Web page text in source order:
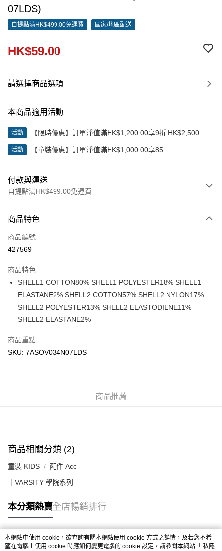
07LDS)
自提點滿HK$499.00免運費 國家/地區配送
HK$59.00
請選擇商品選項
本商品適用活動
活動
【限時優惠】訂單淨值滿HK$1,200.00享9折;HK$2,500.00
活動
【童裝優惠】訂單淨值滿HK$1,000.00享85
付款與運送
自提點滿HK$499.00免運費
信用卡
Apple Pay
AlipayHK
WeChat Pay
送貨方式
付款後順豐站及營業點
每筆HK$50.00，滿HK$499.00或以上免運費
商品特色
商品編號
427569
商品特色
SHELL1 COTTON80% SHELL1 POLYESTER18% SHELL1
ELASTANE2% SHELL2 COTTON57% SHELL2 NYLON17%
SHELL2 POLYESTER13% SHELL2 ELASTODIENE11%
SHELL2 ELASTANE2%
商品重點
SKU: 7ASOV034N07LDS
商品推薦
商品相關分類 (2)
童裝 KIDS 配件 Acc
｜VARSITY 學院系列
本分類熱賣全店暢銷排行
熱門標籤
本網站中使用 cookie，欲查詢有關本網站使用 cookie 方式之詳情，及若您不希
望在電腦上使用 cookie 時應如何變更電腦的 cookie 設定，請參閱本網站「 私隱